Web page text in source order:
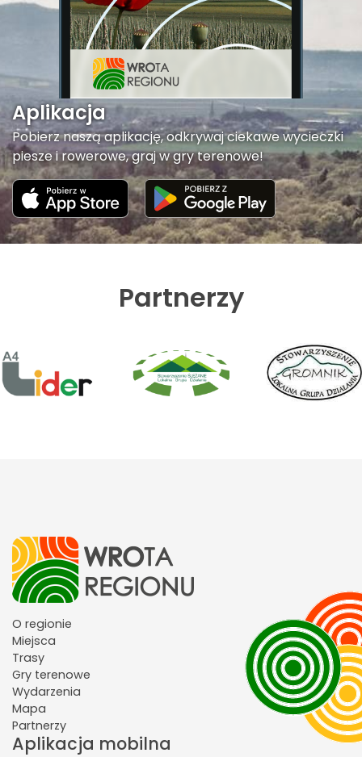
Aplikacja
Pobierz naszą aplikację, odkrywaj ciekawe wycieczki
piesze i rowerowe, graj w gry terenowe!
Partnerzy
O regionie
Miejsca
Trasy
Gry terenowe
Wydarzenia
Mapa
Partnerzy
Aplikacja mobilna